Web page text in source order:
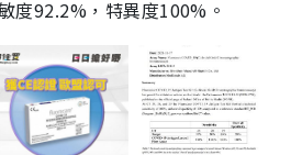
度92.2%，特異度100%。